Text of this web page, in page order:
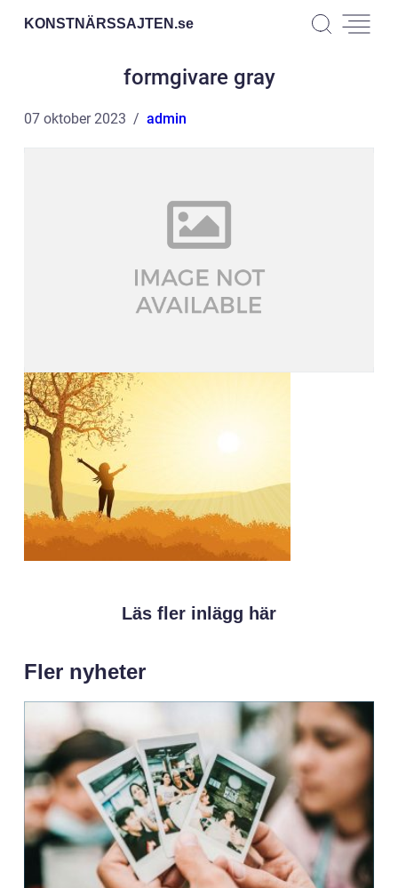
KONSTNÄRSSAJTEN.se
formgivare gray
07 oktober 2023 admin
Läs fler inlägg här
Fler nyheter